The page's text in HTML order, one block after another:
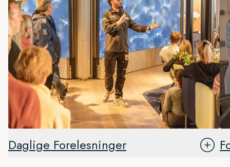
Daglige Forelesninger